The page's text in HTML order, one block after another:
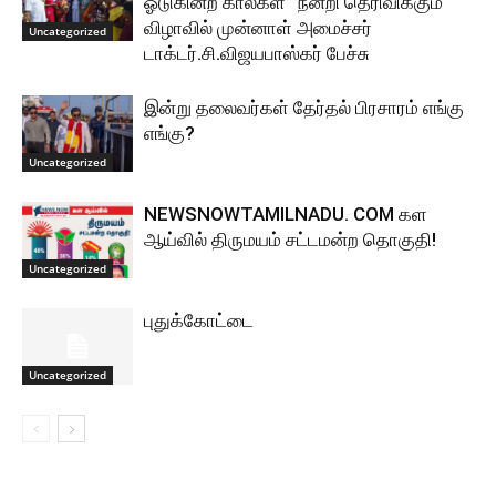
Uncategorized
விழாவில் முன்னாள் அமைச்சர்
டாக்டர்.சி.விஜயபாஸ்கர் பேச்சு
Uncategorized
இன்று தலைவர்கள் தேர்தல் பிரசாரம் எங்கு
எங்கு?
Uncategorized
NEWSNOWTAMILNADU. COM கள
ஆய்வில் திருமயம் சட்டமன்ற தொகுதி!
Uncategorized
புதுக்கோட்டை